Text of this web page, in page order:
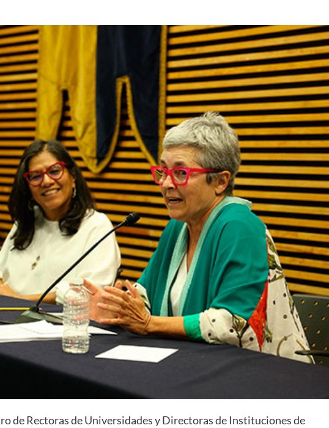
de Rectoras de Universidades y Directoras de Instituciones de